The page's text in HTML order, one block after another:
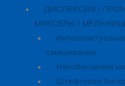
ДИСПЕРСИЯ /
МИКСЕРЫ / МЕЛЬНИЦЫ
смешивания
Нанобисерная
Штифтовая